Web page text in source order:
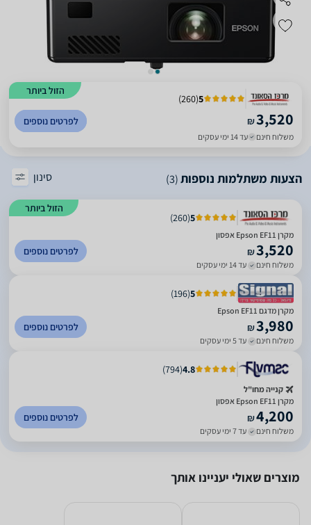
הזול ביותר
5
(
260
)
₪3,520
משלוח חינם עד 14 ימי עסקים
לפרטים נוספים
הצעות משתלמות נוספות(3) סינון
הזול ביותר
5
(
260
)
מקרן Epson EF11 אפסון
₪3,520
משלוח חינם עד 14 ימי עסקים
לפרטים נוספים
5
(
196
)
מקרן מדגם Epson EF11
₪3,980
משלוח חינם עד 5 ימי עסקים
לפרטים נוספים
4.8
(
794
)
קנייה מחו"ל
מקרן Epson EF11 אפסון
₪4,200
משלוח חינם עד 7 ימי עסקים
לפרטים נוספים
מוצרים שאולי יעניינו אותך